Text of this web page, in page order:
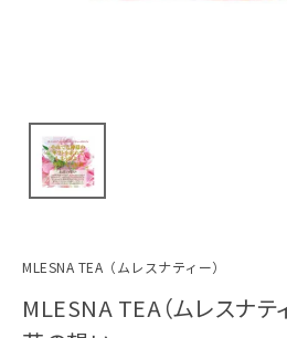
MLESNA TEA（ムレスナティー）
MLESNA TEA（ムレスナテ